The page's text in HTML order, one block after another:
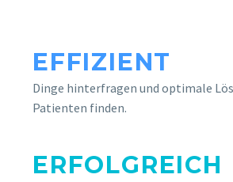
EFFIZIENT
Dinge hinterfragen und optimale
Patienten finden.
ERFOLGREICH